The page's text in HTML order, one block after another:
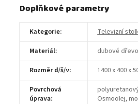
Doplňkové parametry
Kategorie:
Televizní
Materiál:
dubové dřevo
Rozměr d/š/v:
1400 x 400 x
Povrchová
úprava:
Osmoolej,